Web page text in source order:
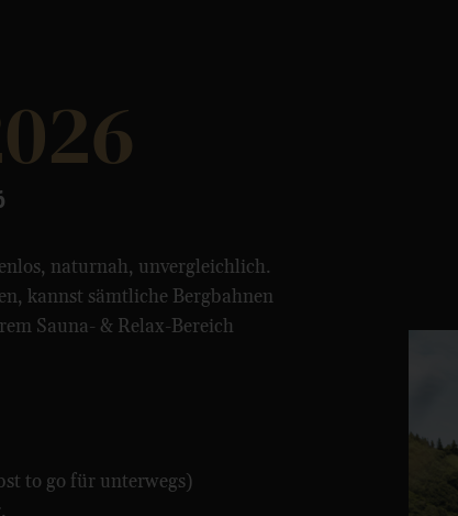
naturnah, unvergleichlich.
kannst sämtliche Bergbahnen
Sauna- & Relax-Bereich
to go für unterwegs)